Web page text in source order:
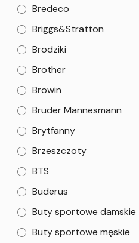
Bredeco
Briggs&Stratton
Brodziki
Brother
Browin
Bruder Mannesmann
Brytfanny
Brzeszczoty
BTS
Buderus
Buty sportowe damskie
Buty sportowe męskie